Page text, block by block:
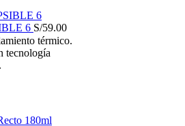
6 S/59.00
térmico.
tecnología